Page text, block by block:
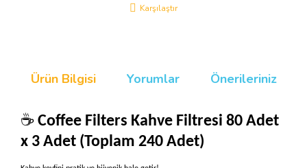
Karşılaştır
Ürün Bilgisi Yorumlar Önerileriniz
☕️ Coffee Filters Kahve Filtresi 80 Adet
x 3 Adet (Toplam 240 Adet)